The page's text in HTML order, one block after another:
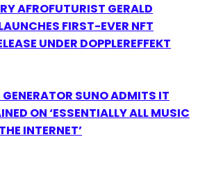
AFROFUTURIST GERALD
FIRST-EVER NFT
UNDER DOPPLEREFFEKT
SUNO ADMITS IT
ON ‘ESSENTIALLY ALL MUSIC
INTERNET’